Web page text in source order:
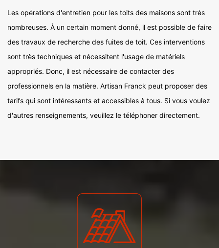
Les opérations d'entretien pour les toits des maisons sont très
nombreuses. À un certain moment donné, il est possible de faire
des travaux de recherche des fuites de toit. Ces interventions
sont très techniques et nécessitent l'usage de matériels
appropriés. Donc, il est nécessaire de contacter des
professionnels en la matière. Artisan Franck peut proposer des
tarifs qui sont intéressants et accessibles à tous. Si vous voulez
d'autres renseignements, veuillez le téléphoner directement.